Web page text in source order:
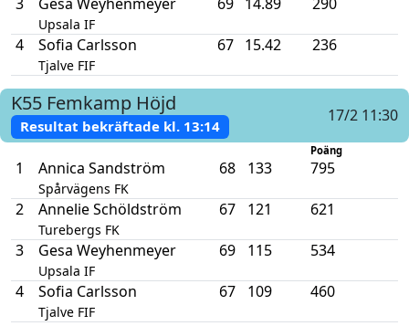
Upsala IF
4 Sofia Carlsson
Tjalve FIF
67 15.42 236
K55 Femkamp Höjd
Resultat bekräftade kl. 13:14
17/2 11:30
Poäng
1 Annica Sandström
Spårvägens FK
68 133 795
2 Annelie Schöldström
Turebergs FK
67 121 621
3 Gesa Weyhenmeyer
Upsala IF
69 115 534
4 Sofia Carlsson
Tjalve FIF
67 109 460